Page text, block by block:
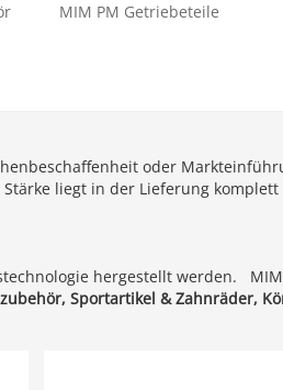
MIM PM Getriebeteile
oder
liegt in der Lieferung
hergestellt werden.
Sportartikel & Zahnräder,